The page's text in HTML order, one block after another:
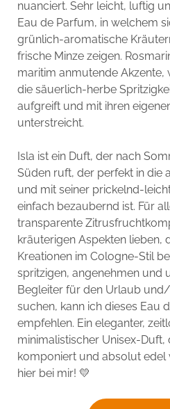
nuanciert. Sehr leicht, luftig
Eau de Parfum, in welchem
grünlich-aromatische
frische Minze zeigen.
maritim anmutende Akzente,
die säuerlich-herbe
aufgreift und mit ihren
unterstreicht.
Isla ist ein Duft, der nach
Süden ruft, der perfekt in die
und mit seiner prickelnd-
einfach bezaubernd ist. Für
transparente
kräuterigen Aspekten lieben,
Kreationen im Cologne-Stil
spritzigen, angenehmen und
Begleiter für den Urlaub
suchen, kann ich dieses Eau
empfehlen. Ein eleganter,
minimalistischer Unisex-
komponiert und absolut edel
hier bei mir! 💛